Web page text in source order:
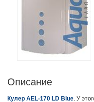
Описание
Кулер AEL-170 LD Blue. У